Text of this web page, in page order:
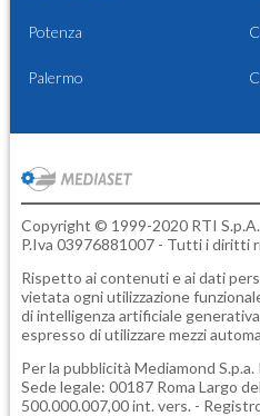
Potenza
Palermo
Copyright © 1999-2020 RTI
P.Iva 03976881007 - Tutti i diritti
Rispetto ai contenuti e ai dati
vietata ogni utilizzazione
di intelligenza artificiale
espresso di utilizzare mezzi
Per la pubblicità Mediamond S.p.a.
Sede legale: 00187 Roma Largo
500.000.007,00 int. vers. -